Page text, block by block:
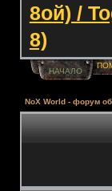
8ой) /
8)
НАЧАЛО
NoX World - форум об